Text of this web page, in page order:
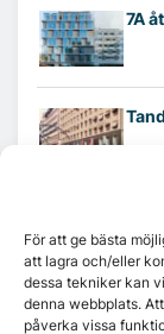
För att ge bästa
att lagra och/eller
dessa tekniker kan
denna webbplats.
påverka vissa
7A